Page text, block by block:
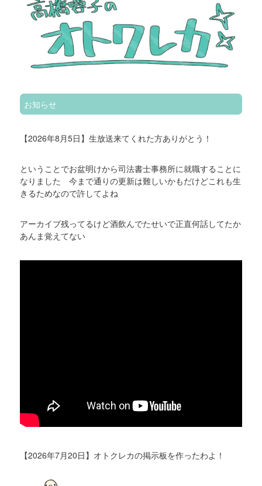
お知らせ
【2026年8月5日】生放送来てくれた方ありがとう！
ということでお盆明けから司法書士事務所に就職することに
なりました 今まで通りの更新は難しいかもだけどこれも生
きるためなので許してよね
アーカイブ残ってるけど酒飲んでたせいで正直何話してたか
あんま覚えてない
【2026年7月20日】オトクレカの掲示板を作ったわよ！